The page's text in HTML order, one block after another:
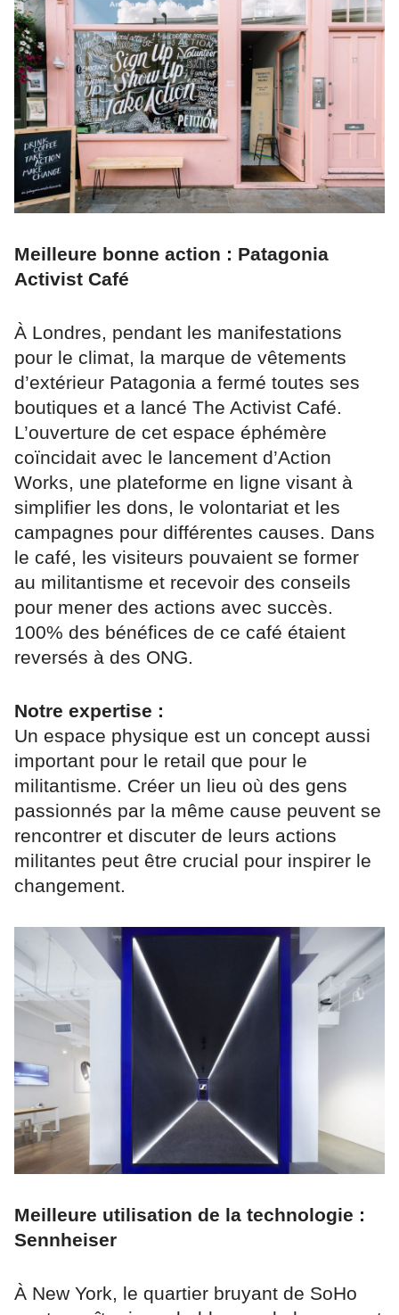
Meilleure bonne action : Patagonia
Activist Café
À Londres, pendant les manifestations
pour le climat, la marque de vêtements
d’extérieur Patagonia a fermé toutes ses
boutiques et a lancé The Activist Café.
L’ouverture de cet espace éphémère
coïncidait avec le lancement d’Action
Works, une plateforme en ligne visant à
simplifier les dons, le volontariat et les
campagnes pour différentes causes. Dans
le café, les visiteurs pouvaient se former
au militantisme et recevoir des conseils
pour mener des actions avec succès.
100% des bénéfices de ce café étaient
reversés à des ONG.
Notre expertise :
Un espace physique est un concept aussi
important pour le retail que pour le
militantisme. Créer un lieu où des gens
passionnés par la même cause peuvent se
rencontrer et discuter de leurs actions
militantes peut être crucial pour inspirer le
changement.
Meilleure utilisation de la technologie :
Sennheiser
À New York, le quartier bruyant de SoHo